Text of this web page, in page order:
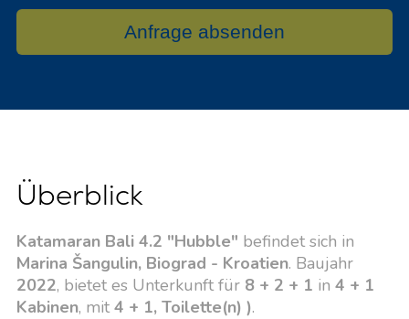
Anfrage absenden
Überblick
Katamaran Bali 4.2 "Hubble" befindet sich in
Marina Šangulin, Biograd - Kroatien. Baujahr
2022, bietet es Unterkunft für 8 + 2 + 1 in 4 + 1
Kabinen, mit 4 + 1, Toilette(n) ).